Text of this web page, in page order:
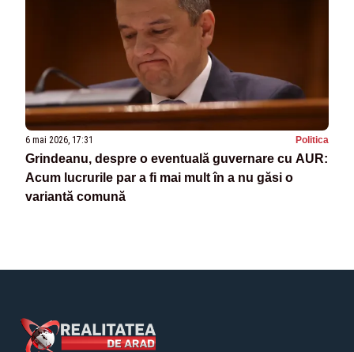
6 mai 2026, 17:31 Politica
Grindeanu, despre o eventuală guvernare cu AUR:
Acum lucrurile par a fi mai mult în a nu găsi o
variantă comună